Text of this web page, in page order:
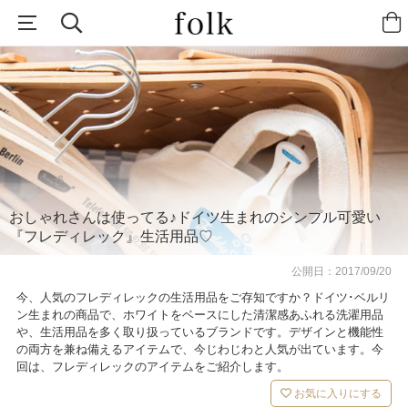
おしゃれさんは使ってる♪ドイツ生まれのシンプル可愛い
『フレディレック』生活用品♡
公開日：2017/09/20
今、人気のフレディレックの生活用品をご存知ですか？ドイツ･ベルリ
ン生まれの商品で、ホワイトをベースにした清潔感あふれる洗濯用品
や、生活用品を多く取り扱っているブランドです。デザインと機能性
の両方を兼ね備えるアイテムで、今じわじわと人気が出ています。今
回は、フレディレックのアイテムをご紹介します。
お気に入りにする